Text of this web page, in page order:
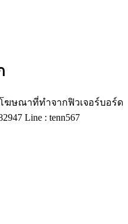
โฆษณาที่ทำจากฟิวเจอร์บอร์ด
Line : tenn567